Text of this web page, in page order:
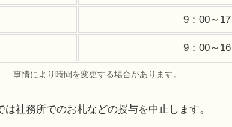
9：00～
9：00～
事情により時間を変更する場合があります。
社務所でのお札などの授与を中止します。